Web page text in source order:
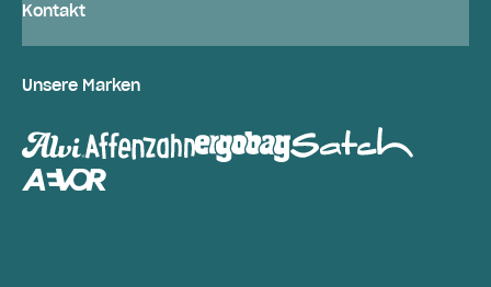
Kontakt
Unsere Marken